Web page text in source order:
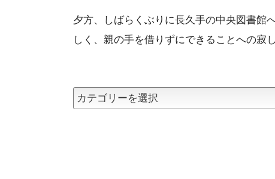
夕方、しばらくぶりに長久手の中央図書館
しく、親の手を借りずにできることへの寂